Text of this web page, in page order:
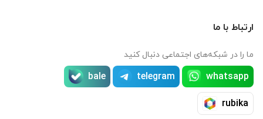
ارتباط با ما
ما را در شبکه‌های اجتماعی دنبال کنید
whatsapp
telegram
bale
rubika